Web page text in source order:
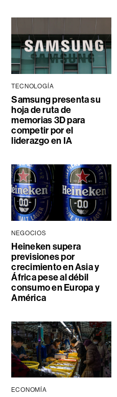
TECNOLOGÍA
Samsung presenta su
hoja de ruta de
memorias 3D para
competir por el
liderazgo en IA
NEGOCIOS
Heineken supera
previsiones por
crecimiento en Asia y
África pese al débil
consumo en Europa y
América
ECONOMÍA